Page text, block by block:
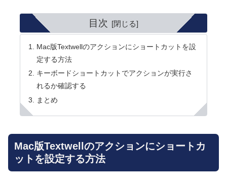
目次
Mac版Textwellのアクションにショートカットを設
定する方法
キーボードショートカットでアクションが実行さ
れるか確認する
まとめ
Mac版Textwellのアクションにショートカ
ットを設定する方法